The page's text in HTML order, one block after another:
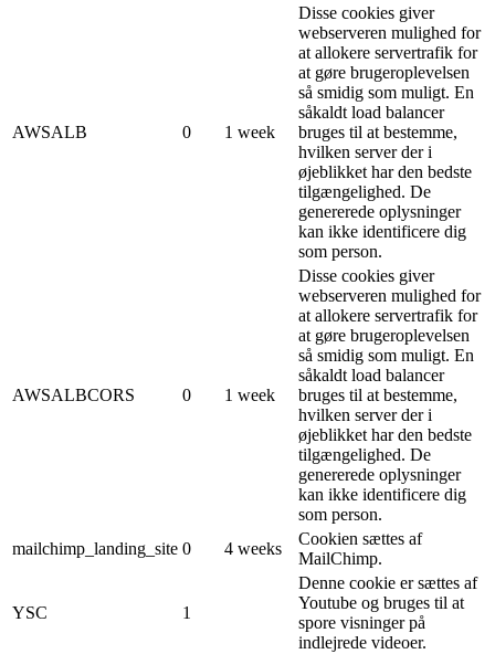
AWSALB 0 1 week
Disse cookies giver
webserveren mulighed for
at allokere servertrafik for
at gøre brugeroplevelsen
så smidig som muligt. En
såkaldt load balancer
bruges til at bestemme,
hvilken server der i
øjeblikket har den bedste
tilgængelighed. De
genererede oplysninger
kan ikke identificere dig
som person.
AWSALBCORS 0 1 week
Disse cookies giver
webserveren mulighed for
at allokere servertrafik for
at gøre brugeroplevelsen
så smidig som muligt. En
såkaldt load balancer
bruges til at bestemme,
hvilken server der i
øjeblikket har den bedste
tilgængelighed. De
genererede oplysninger
kan ikke identificere dig
som person.
mailchimp_landing_site 0 4 weeks
Cookien sættes af
MailChimp.
YSC 1
Denne cookie er sættes af
Youtube og bruges til at
spore visninger på
indlejrede videoer.